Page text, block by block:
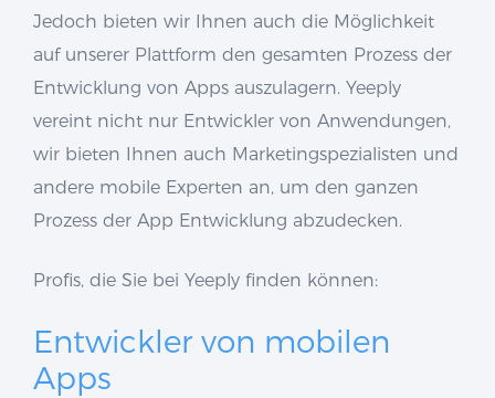
Jedoch bieten wir Ihnen auch die Möglichkeit
auf unserer Plattform den gesamten Prozess der
Entwicklung von Apps auszulagern. Yeeply
vereint nicht nur Entwickler von Anwendungen,
wir bieten Ihnen auch Marketingspezialisten und
andere mobile Experten an, um den ganzen
Prozess der App Entwicklung abzudecken.
Profis, die Sie bei Yeeply finden können:
Entwickler von mobilen
Apps